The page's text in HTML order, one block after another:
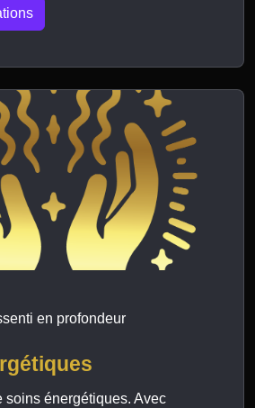
en profondeur
soins énergétiques. Avec